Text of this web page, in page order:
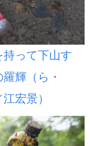
持って下山す
輝（ら・
宏景）